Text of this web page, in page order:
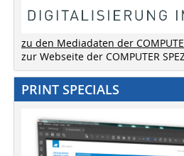
zu den Mediadaten der
zur Webseite der COMPUTER
PRINT SPECIALS